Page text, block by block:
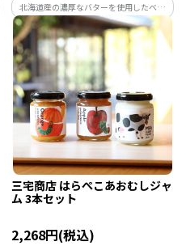
北海道産の濃厚なバターを使用したベー
スクリームに、新見フレッシュキャビア
だけを混ぜ込んだ最もシンプルなキャビ
アバター。初めての方へもおすすめです。
三宅商店 はらぺこあおむしジャ
ム 3本セット
2,268円(税込)